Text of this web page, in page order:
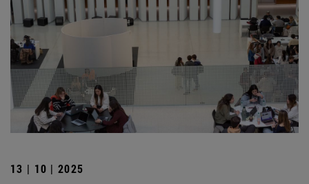
13 | 10 | 2025